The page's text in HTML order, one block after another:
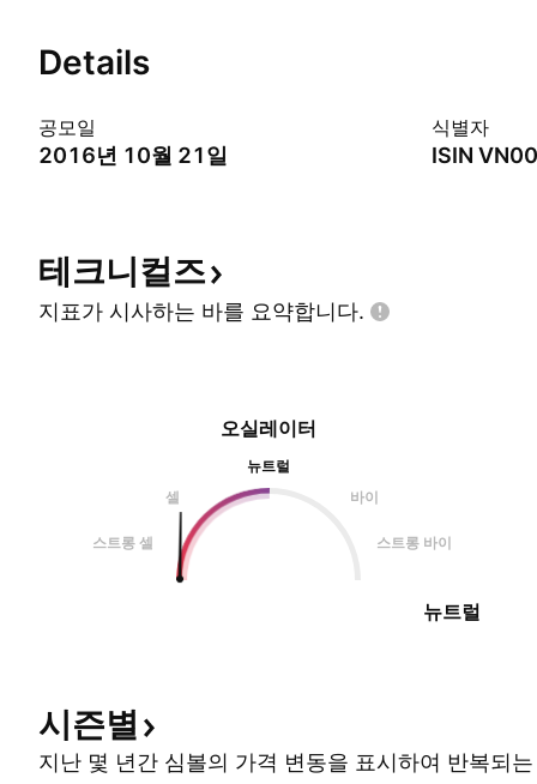
Details
공모일
2016년 10월 21일
식별자
ISIN
테크니컬즈
지표가 시사하는 바를 요약합니다.
오실레이터
뉴트럴
셀
바이
스트롱 셀 스트롱 바이
뉴트럴
시즌별
지난 몇 년간 심볼의 가격 변동을 표시하여 반복되